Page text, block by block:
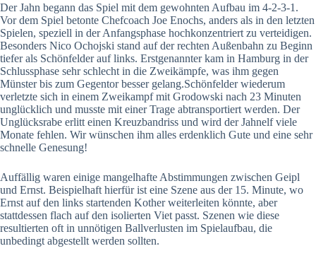
Der Jahn begann das Spiel mit dem gewohnten Aufbau im 4-2-3-1.
Vor dem Spiel betonte Chefcoach Joe Enochs, anders als in den letzten
Spielen, speziell in der Anfangsphase hochkonzentriert zu verteidigen.
Besonders Nico Ochojski stand auf der rechten Außenbahn zu Beginn
tiefer als Schönfelder auf links. Erstgenannter kam in Hamburg in der
Schlussphase sehr schlecht in die Zweikämpfe, was ihm gegen
Münster bis zum Gegentor besser gelang.Schönfelder wiederum
verletzte sich in einem Zweikampf mit Grodowski nach 23 Minuten
unglücklich und musste mit einer Trage abtransportiert werden. Der
Unglücksrabe erlitt einen Kreuzbandriss und wird der Jahnelf viele
Monate fehlen. Wir wünschen ihm alles erdenklich Gute und eine sehr
schnelle Genesung!
Auffällig waren einige mangelhafte Abstimmungen zwischen Geipl
und Ernst. Beispielhaft hierfür ist eine Szene aus der 15. Minute, wo
Ernst auf den links startenden Kother weiterleiten könnte, aber
stattdessen flach auf den isolierten Viet passt. Szenen wie diese
resultierten oft in unnötigen Ballverlusten im Spielaufbau, die
unbedingt abgestellt werden sollten.